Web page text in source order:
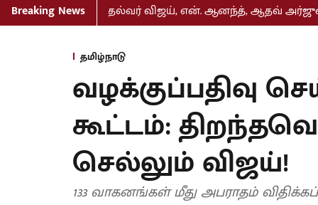
Breaking News
வெளியீடு: முதல்வர் விஜய், என். ஆனந்த், ஆதவ் அர்ஜுனா
தமிழ்நாடு
வழக்குப்பதிவு
கூட்டம்:
செல்லும் விஜய்!
133 வாகனங்கள் மீது அபராதம்